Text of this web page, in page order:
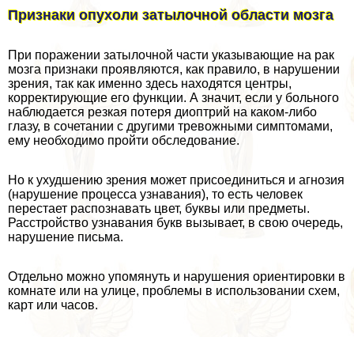
Признаки опухоли затылочной области мозга
При поражении затылочной части указывающие на paк
мозга признаки проявляются, как правило, в нарушении
зрения, так как именно здесь находятся центры,
корректирующие его функции. А значит, если у больного
наблюдается резкая потеря диоптрий на каком-либо
глазу, в сочетании с другими тревожными симптомами,
ему необходимо пройти обследование.
Но к ухудшению зрения может присоединиться и агнозия
(нарушение процесса узнавания), то есть человек
перестает распознавать цвет, буквы или предметы.
Расстройство узнавания букв вызывает, в свою очередь,
нарушение письма.
Отдельно можно упомянуть и нарушения ориентировки в
комнате или на улице, проблемы в использовании схем,
карт или часов.